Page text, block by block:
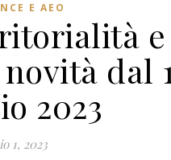
E AEO
e
dal
2023
1, 2023